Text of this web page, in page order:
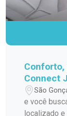
Connect
privativa!
São
e você
localizado